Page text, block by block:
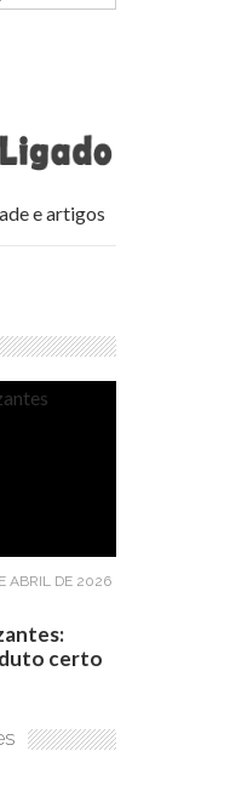
e artigos
ABRIL DE 2026
certo